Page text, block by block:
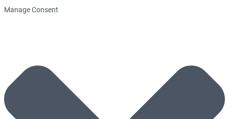
Manage Consent